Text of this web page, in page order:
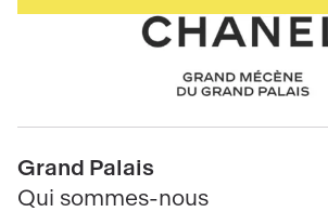
de
Chanel
Pied
de
Grand Palais
Qui sommes-nous